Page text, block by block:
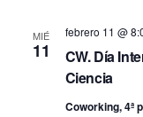
MIÉ
11
CW. Día
Ciencia
febrero 11 @
Coworking, 4ª